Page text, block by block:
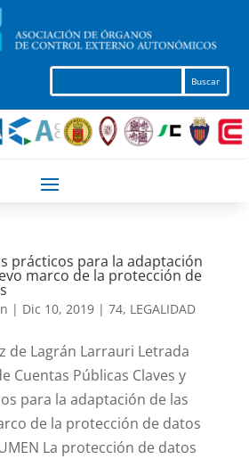
prácticos para la adaptación
marco de la protección de
| Dic 10, 2019| 74, LEGALIDAD
de Lagrán Larrauri Letrada
Cuentas Públicas Claves y
para la adaptación de las
de la protección de datos
La protección de datos